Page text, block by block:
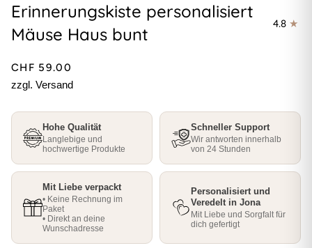
Erinnerungskiste personalisiert
Mäuse Haus bunt
4.8
CHF 59.00
zzgl. Versand
Hohe Qualität
Langlebige und
hochwertige Produkte
Schneller Support
Wir antworten innerhalb
von 24 Stunden
Mit Liebe verpackt
• Keine Rechnung im
Paket
• Direkt an deine
Wunschadresse
Personalisiert und
Veredelt in Jona
Mit Liebe und Sorgfalt für
dich gefertigt